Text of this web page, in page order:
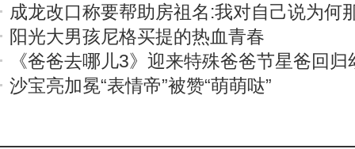
成龙改口称要帮助房祖名:我对自己说为何
阳光大男孩尼格买提的热血青春
《爸爸去哪儿3》迎来特殊爸爸节星爸回归
沙宝亮加冕“表情帝”被赞“萌萌哒”